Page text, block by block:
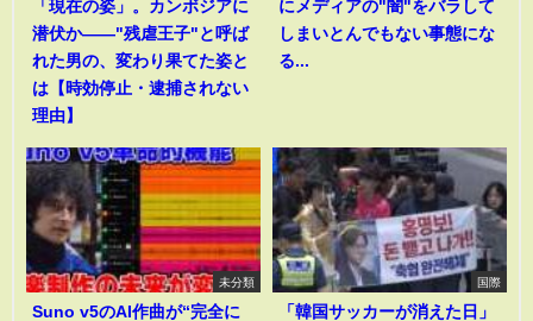
「現在の姿」。カンボジアに
潜伏か――"残虐王子"と呼ば
れた男の、変わり果てた姿と
は【時効停止・逮捕されない
理由】
にメディアの"闇"をバラして
しまいとんでもない事態にな
る...
未分類
Suno v5のAI作曲が“完全に
国際
「韓国サッカーが消えた日」